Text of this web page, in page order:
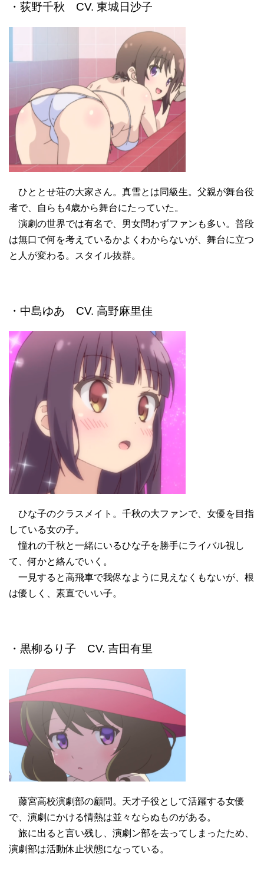
・荻野千秋 CV. 東城日沙子
ひととせ荘の大家さん。真雪とは同級生。父親が舞台役
者で、自らも4歳から舞台にたっていた。
演劇の世界では有名で、男女問わずファンも多い。普段
は無口で何を考えているかよくわからないが、舞台に立つ
と人が変わる。スタイル抜群。
・中島ゆあ CV. 高野麻里佳
ひな子のクラスメイト。千秋の大ファンで、女優を目指
している女の子。
憧れの千秋と一緒にいるひな子を勝手にライバル視し
て、何かと絡んでいく。
一見すると高飛車で我侭なように見えなくもないが、根
は優しく、素直でいい子。
・黒柳るり子 CV. 吉田有里
藤宮高校演劇部の顧問。天才子役として活躍する女優
で、演劇にかける情熱は並々ならぬものがある。
旅に出ると言い残し、演劇ン部を去ってしまったため、
演劇部は活動休止状態になっている。